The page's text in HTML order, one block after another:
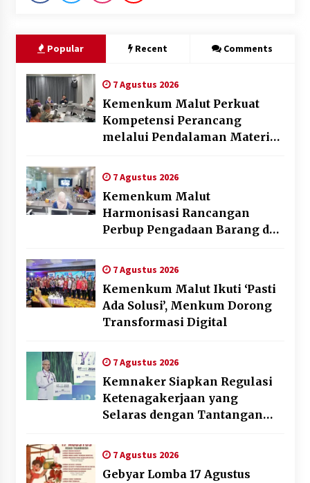
Popular Recent Comments
7 Agustus 2026
Kemenkum Malut Perkuat
Kompetensi Perancang
melalui Pendalaman Materi
Daerah
7 Agustus 2026
Kemenkum Malut
Harmonisasi Rancangan
Perbup Pengadaan Barang dan
7 Agustus 2026
Kemenkum Malut Ikuti ‘Pasti
Ada Solusi’, Menkum Dorong
Transformasi Digital
7 Agustus 2026
Kemnaker Siapkan Regulasi
Ketenagakerjaan yang
Selaras dengan Tantangan
7 Agustus 2026
Gebyar Lomba 17 Agustus